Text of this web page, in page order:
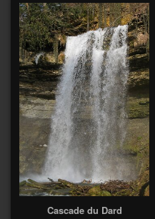
Cascade du Dard